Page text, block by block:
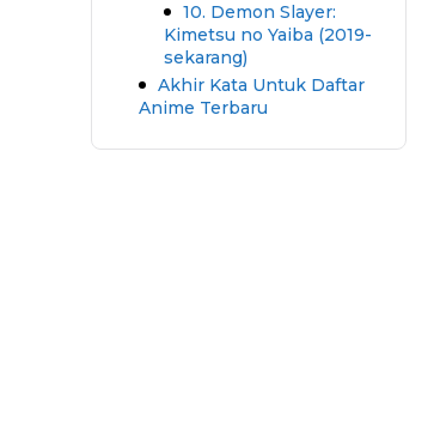
10. Demon Slayer:
Kimetsu no Yaiba (2019-
sekarang)
Akhir Kata Untuk Daftar
Anime Terbaru